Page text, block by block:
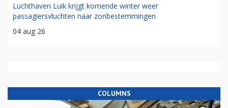
Luchthaven Luik krijgt komende winter weer
passagiersvluchten naar zonbestemmingen
04 aug 26
COLUMNS